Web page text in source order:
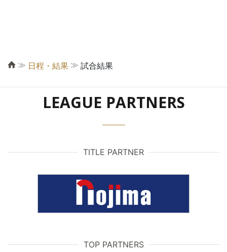
≫ 日程・結果 ≫ 試合結果
LEAGUE PARTNERS
TITLE PARTNER
TOP PARTNERS